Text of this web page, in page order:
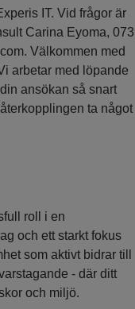
IT. Vid frågor är
Carina Eyoma, 073
Välkommen med
arbetar med löpande
ansökan så snart
ta något
roll i en
och ett starkt fokus
som aktivt bidrar till
- där ditt
och miljö.